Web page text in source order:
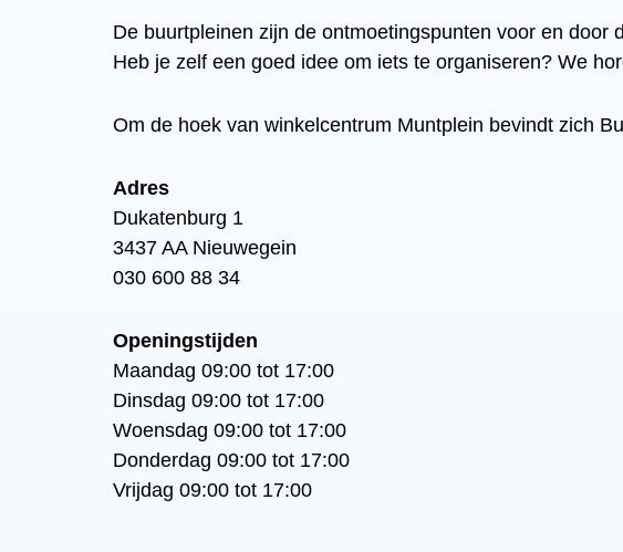
De buurtpleinen zijn de ontmoetingspunten voor en
Heb je zelf een goed idee om iets te organiseren? We
Om de hoek van winkelcentrum Muntplein bevindt zich
Adres
Dukatenburg 1
3437 AA Nieuwegein
030 600 88 34
Openingstijden
Maandag 09:00 tot 17:00
Dinsdag 09:00 tot 17:00
Woensdag 09:00 tot 17:00
Donderdag 09:00 tot 17:00
Vrijdag 09:00 tot 17:00